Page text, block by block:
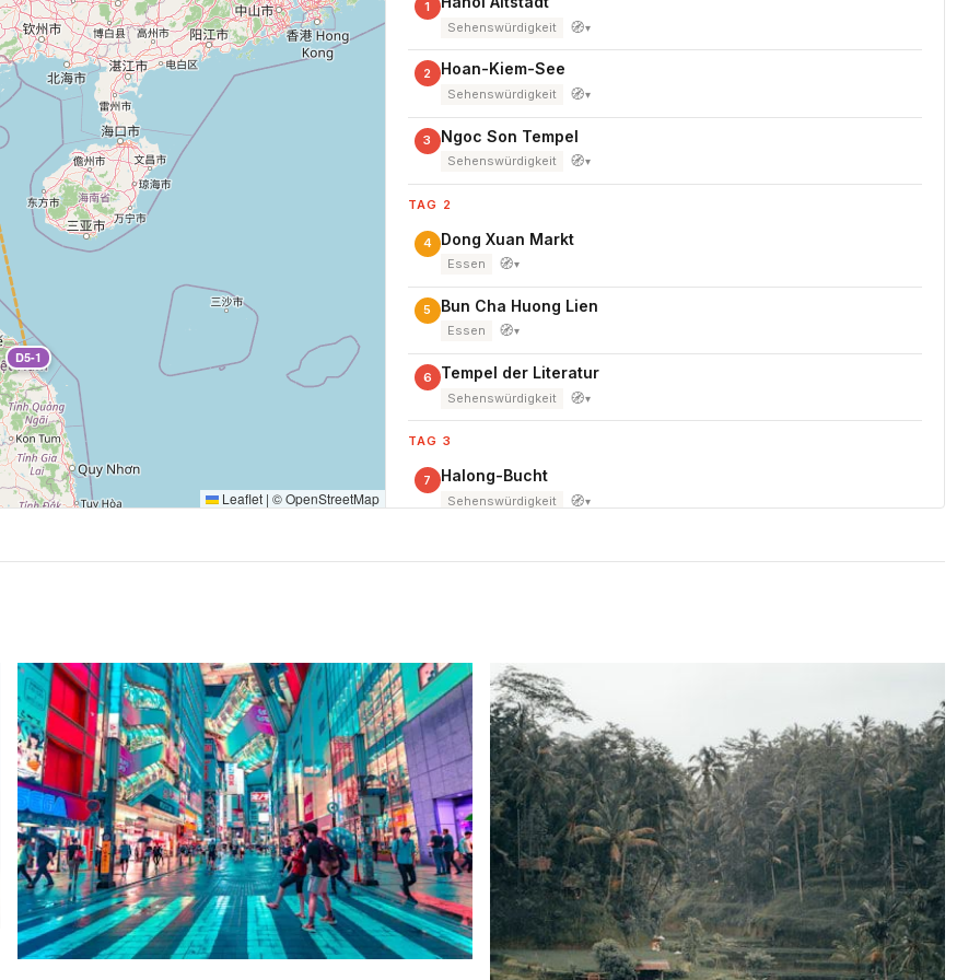
D5-1
Leaflet | ©OpenStreetMap
1
Sehenswürdigkeit 🧭▾
2 Hoan-Kiem-See
Sehenswürdigkeit 🧭▾
3 Ngoc Son Tempel
Sehenswürdigkeit 🧭▾
TAG 2
4 Dong Xuan Markt
Essen 🧭▾
5 Bun Cha Huong Lien
Essen 🧭▾
6 Tempel der Literatur
Sehenswürdigkeit 🧭▾
TAG 3
7 Halong-Bucht
Sehenswürdigkeit 🧭▾
9 Hoi An Altstadt
Sehenswürdigkeit 🧭